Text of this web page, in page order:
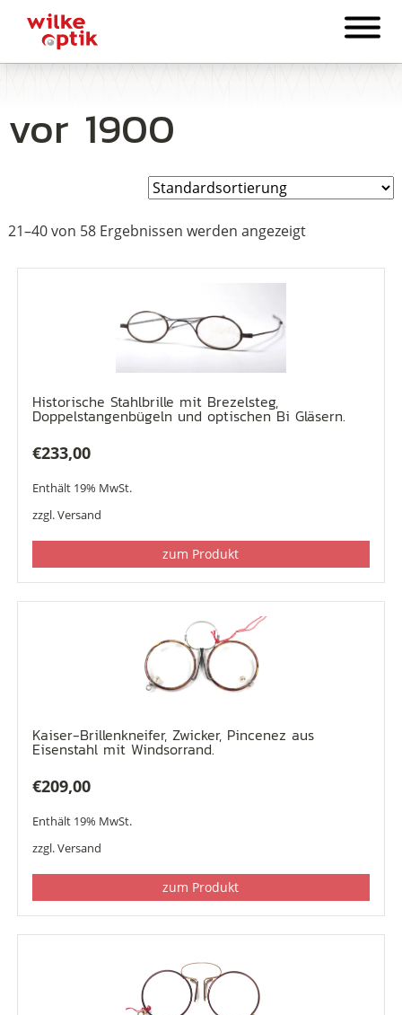
vor 1900
21–40 von 58 Ergebnissen werden angezeigt
Historische Stahlbrille mit Brezelsteg,
Doppelstangenbügeln und optischen Bi Gläsern.
€233,00
Enthält 19% MwSt.
zzgl.Versand
zum Produkt
Kaiser-Brillenkneifer, Zwicker, Pincenez aus
Eisenstahl mit Windsorrand.
€209,00
Enthält 19% MwSt.
zzgl.Versand
zum Produkt